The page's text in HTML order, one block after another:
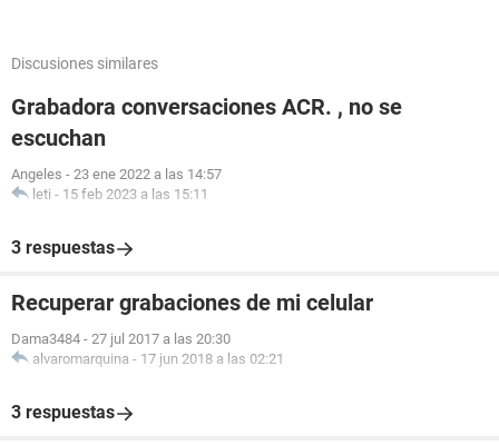
Discusiones similares
Grabadora conversaciones ACR. , no se
escuchan
Angeles - 23 ene 2022 a las 14:57
leti - 15 feb 2023 a las 15:11
3 respuestas
Recuperar grabaciones de mi celular
Dama3484 - 27 jul 2017 a las 20:30
alvaromarquina - 17 jun 2018 a las 02:21
3 respuestas